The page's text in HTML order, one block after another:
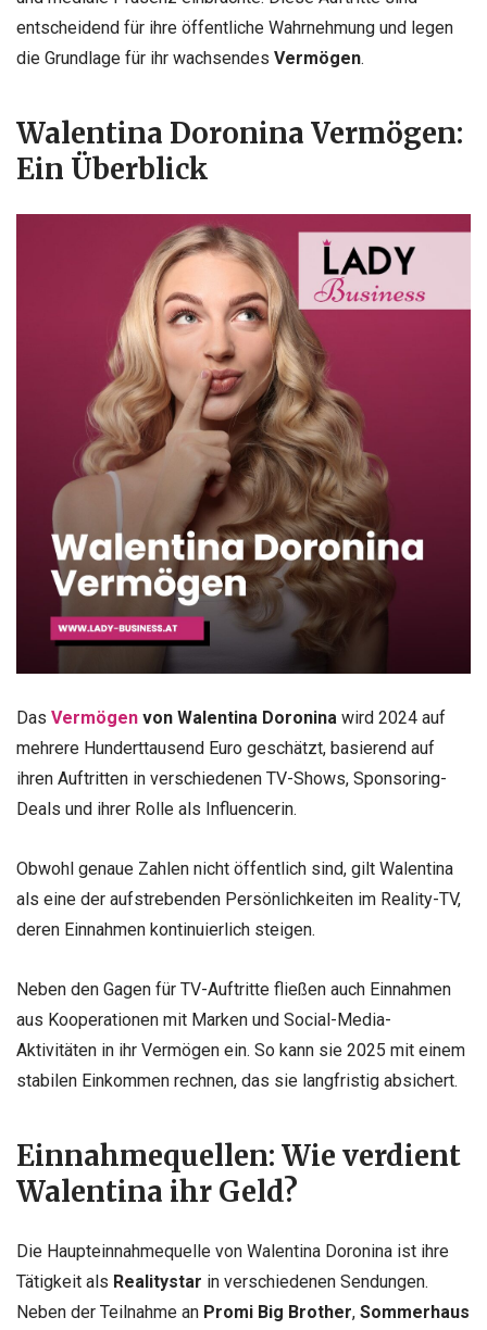
entscheidend für ihre öffentliche Wahrnehmung und legen
die Grundlage für ihr wachsendes Vermögen.
Walentina Doronina Vermögen:
Ein Überblick
Das Vermögen von Walentina Doronina wird 2024 auf
mehrere Hunderttausend Euro geschätzt, basierend auf
ihren Auftritten in verschiedenen TV-Shows, Sponsoring-
Deals und ihrer Rolle als Influencerin.
Obwohl genaue Zahlen nicht öffentlich sind, gilt Walentina
als eine der aufstrebenden Persönlichkeiten im Reality-TV,
deren Einnahmen kontinuierlich steigen.
Neben den Gagen für TV-Auftritte fließen auch Einnahmen
aus Kooperationen mit Marken und Social-Media-
Aktivitäten in ihr Vermögen ein. So kann sie 2025 mit einem
stabilen Einkommen rechnen, das sie langfristig absichert.
Einnahmequellen: Wie verdient
Walentina ihr Geld?
Die Haupteinnahmequelle von Walentina Doronina ist ihre
Tätigkeit als Realitystar in verschiedenen Sendungen.
Neben der Teilnahme an Promi Big Brother, Sommerhaus